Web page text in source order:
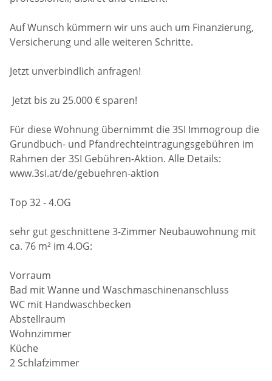
Auf Wunsch kümmern wir uns auch um Finanzierung,
Versicherung und alle weiteren Schritte.
Jetzt unverbindlich anfragen!
Jetzt bis zu 25.000 € sparen!
Für diese Wohnung übernimmt die 3SI Immogroup die
Grundbuch- und Pfandrechteintragungsgebühren im
Rahmen der 3SI Gebühren-Aktion. Alle Details:
www.3si.at/de/gebuehren-aktion
Top 32 - 4.OG
sehr gut geschnittene 3-Zimmer Neubauwohnung mit
ca. 76 m² im 4.OG:
Vorraum
Bad mit Wanne und Waschmaschinenanschluss
WC mit Handwaschbecken
Abstellraum
Wohnzimmer
Küche
2 Schlafzimmer